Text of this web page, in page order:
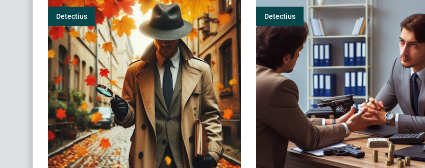
Videocàmera vs. càmera de fotografies en la investigació privada: Avantatges i inconvenients
Mantingues la teva llar segura: Consells per protegir la teva propietat durant les vacances
Com descobrir un frau empresarial amb l'ajuda d'un detectiu privat
Realitzant un seguiment en cotxe: Tàctiques per a investigadors privats
Smishing: L'amenaça emergent a l'era digital
Detectius Detectius